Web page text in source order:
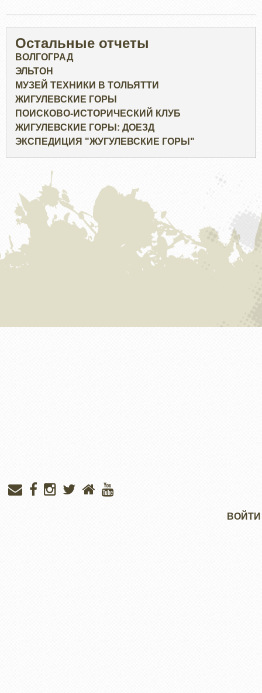
Остальные отчеты
ВОЛГОГРАД
ЭЛЬТОН
МУЗЕЙ ТЕХНИКИ В ТОЛЬЯТТИ
ЖИГУЛЕВСКИЕ ГОРЫ
ПОИСКОВО-ИСТОРИЧЕСКИЙ КЛУБ
ЖИГУЛЕВСКИЕ ГОРЫ: ДОЕЗД
ЭКСПЕДИЦИЯ "ЖУГУЛЕВСКИЕ ГОРЫ"
ВОЙТИ